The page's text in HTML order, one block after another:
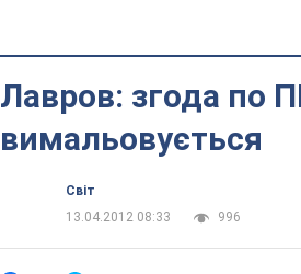
Лавров: згода по
вимальовується
Світ
13.04.2012 08:33
996